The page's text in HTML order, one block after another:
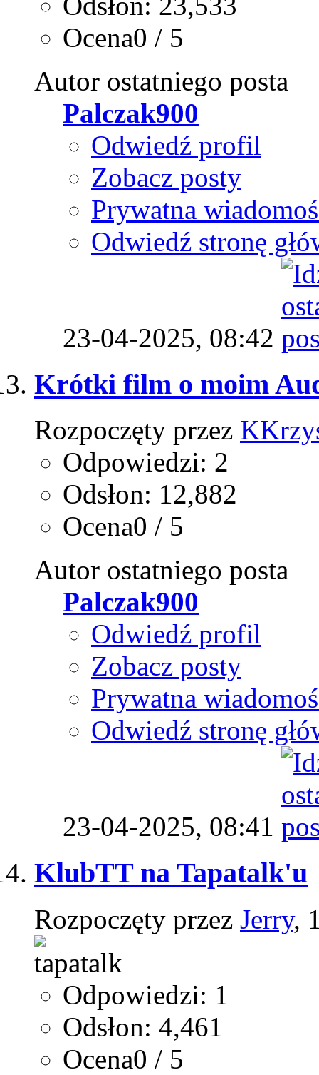
Ocena0 / 5
Autor ostatniego posta
Palczak900
Odwiedź profil
Zobacz posty
Prywatna
Odwiedź stronę
23-04-2025, 08:42
Krótki film o moim
Rozpoczęty przez
Odpowiedzi: 2
Odsłon: 12,882
Ocena0 / 5
Autor ostatniego posta
Palczak900
Odwiedź profil
Zobacz posty
Prywatna
Odwiedź stronę
23-04-2025, 08:41
KlubTT na Tapatalk'u
Rozpoczęty przez Jerry,
Odpowiedzi: 1
Odsłon: 4,461
Ocena0 / 5